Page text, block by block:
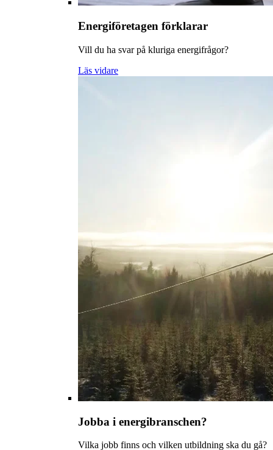
Energiföretagen förklarar
Vill du ha svar på kluriga energifrågor?
Läs vidare
Jobba i energibranschen?
Vilka jobb finns och vilken utbildning ska du gå?